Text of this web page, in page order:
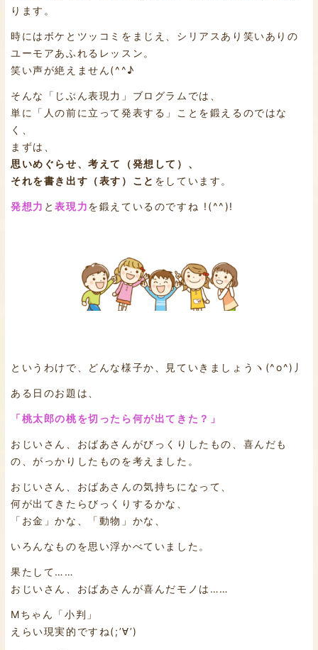
ります。
時にはボケとツッコミをまじえ、シリアスあり笑いありの
ユーモアあふれるレッスン。
笑い声が絶えません(^^♪
そんな「じぶん表現力」ブログラムでは、
単に「人の前に立って発表する」ことを鍛えるのではな
く、
まずは、
思いめぐらせ、考えて（発想して）、
それを書き出す（表す）こと をしています。
発想力 と表現力を鍛えているのですね !(^^)!
というわけで、どんな様子か、見ていきましょうヽ(^o^)丿
ある日のお題は、
「桃太郎の桃を切ったら何が出てきた？」
おじいさん、おばあさんがびっくりしたもの、喜んだも
の、がっかりしたものを考えました。
おじいさん、おばあさんの気持ちになって、
何が出てきたらびっくりするかな、
「お金」かな、「動物」かな、
いろんなものを思い浮かべていました。
果たして……
おじいさん、おばあさんが喜んだモノは……
Мちゃん「小判」
えらい現実的ですね(;’∀’)